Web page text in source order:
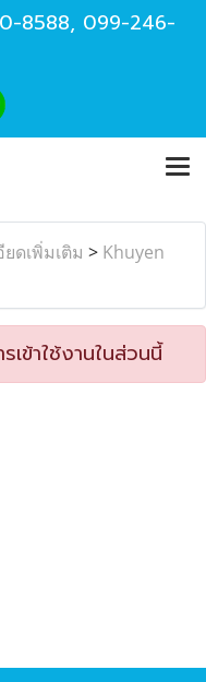
8588, 099-246-
ดเพิ่มเติม > Khuyen
ข้าใช้งานในส่วนนี้